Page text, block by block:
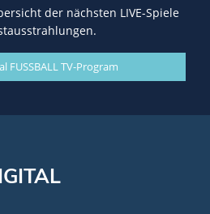
der nächsten LIVE-Spiele
FUSSBALL TV-Program